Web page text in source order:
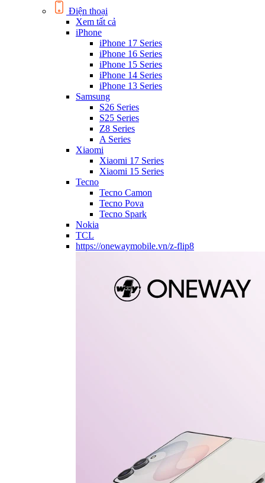
Điện thoại
Xem tất cả
iPhone
iPhone 17 Series
iPhone 16 Series
iPhone 15 Series
iPhone 14 Series
iPhone 13 Series
Samsung
S26 Series
S25 Series
Z8 Series
A Series
Xiaomi
Xiaomi 17 Series
Xiaomi 15 Series
Tecno
Tecno Camon
Tecno Pova
Tecno Spark
Nokia
TCL
https://onewaymobile.vn/z-flip8